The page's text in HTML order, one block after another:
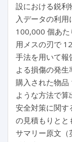
設における鋭利
入データの利
100,000 個あた
用メスの刃で
手法を用いて報
よる損傷の発生
購入された物
ような方法で
安全対策に関す
の見積もりとと
サマリー原文（